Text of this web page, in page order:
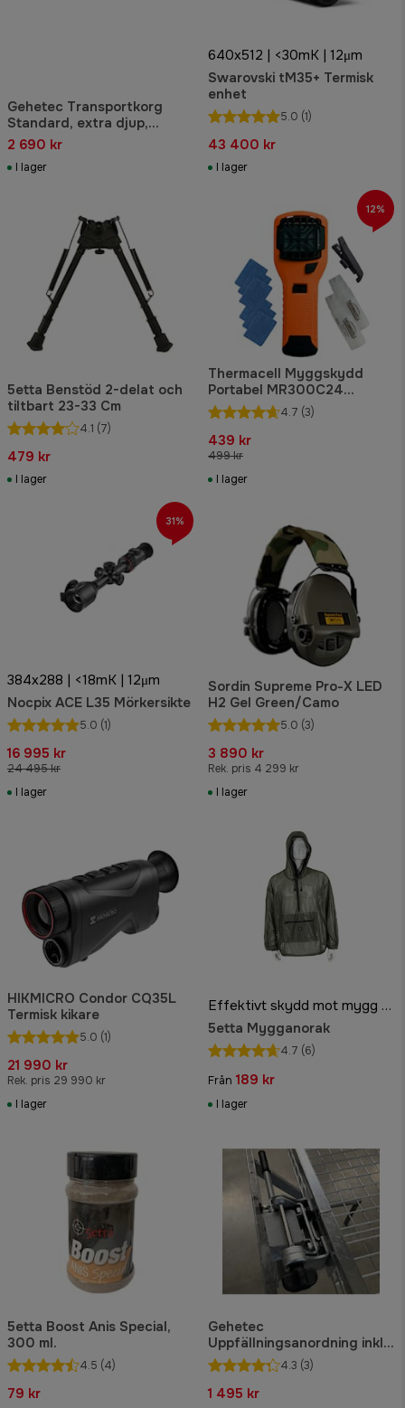
Gehetec Transportkorg
Standard, extra djup,
Varmförzinkad och
pulverlackerad svart.
2 690 kr
I lager
640x512 | <30mK | 12μm
Swarovski tM35+ Termisk
enhet
5.0 (1)
43 400 kr
I lager
5etta Benstöd 2-delat och
tiltbart 23-33 Cm
4.1 (7)
479 kr
I lager
Thermacell Myggskydd
Portabel MR300C24
Orange
4.7 (3)
439 kr
499 kr
I lager
12%
384x288 | <18mK | 12μm
Nocpix ACE L35 Mörkersikte
5.0 (1)
16 995 kr
24 495 kr
I lager
31%
Sordin Supreme Pro-X LED
H2 Gel Green/Camo
5.0 (3)
3 890 kr
Rek. pris 4 299 kr
I lager
HIKMICRO Condor CQ35L
Termisk kikare
5.0 (1)
21 990 kr
Rek. pris 29 990 kr
I lager
Effektivt skydd mot mygg och insekter
5etta Mygganorak
4.7 (6)
Från 189 kr
I lager
5etta Boost Anis Special,
300 ml.
4.5 (4)
79 kr
Gehetec
Uppfällningsanordning inkl.
skruvar
4.3 (3)
1 495 kr